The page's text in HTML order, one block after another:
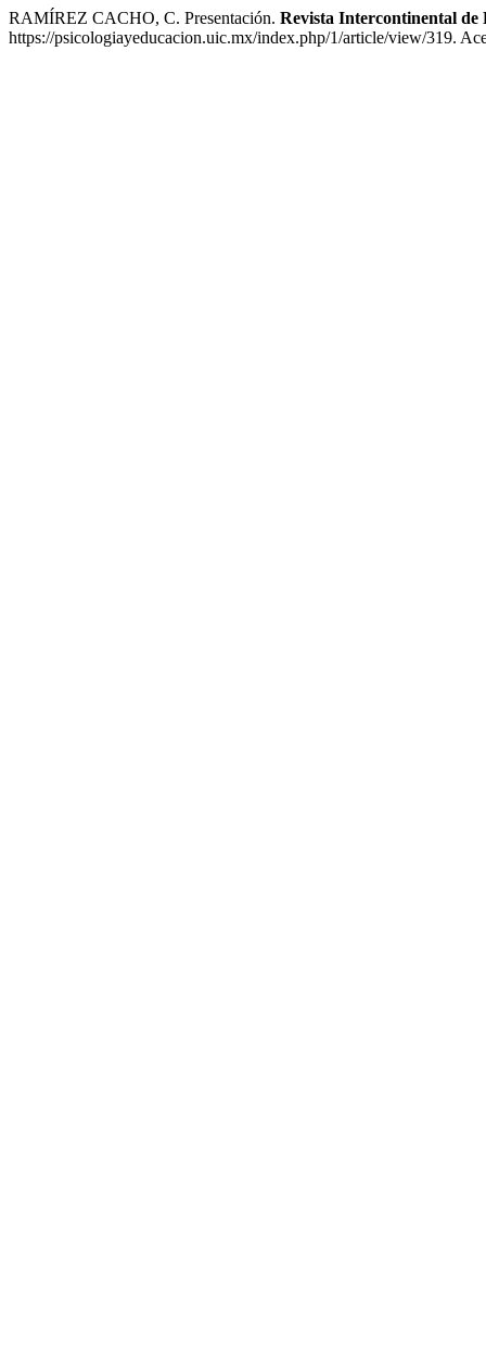
RAMÍREZ CACHO, C. Presentación. Revista Intercontinental de
https://psicologiayeducacion.uic.mx/index.php/1/article/view/319.